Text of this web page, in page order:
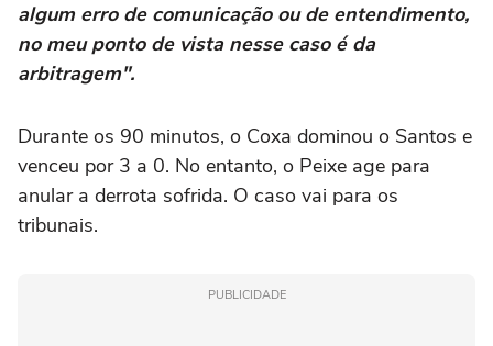
algum erro de comunicação ou de entendimento,
no meu ponto de vista nesse caso é da
arbitragem".
Durante os 90 minutos, o Coxa dominou o Santos e
venceu por 3 a 0. No entanto, o Peixe age para
anular a derrota sofrida. O caso vai para os
tribunais.
PUBLICIDADE